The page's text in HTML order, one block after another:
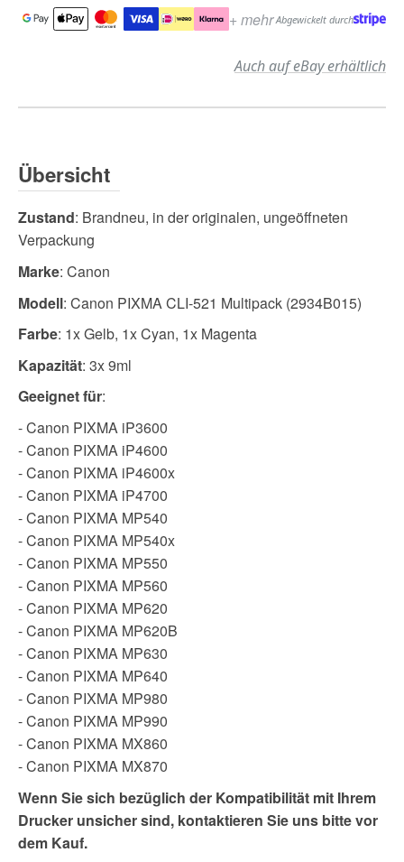
+ mehr Abgewickelt durch
Auch auf eBay erhältlich
Übersicht
Zustand: Brandneu, in der originalen, ungeöffneten
Verpackung
Marke: Canon
Modell: Canon PIXMA CLI-521 Multipack (2934B015)
Farbe: 1x Gelb, 1x Cyan, 1x Magenta
Kapazität: 3x 9ml
Geeignet für:
- Canon PIXMA iP3600
- Canon PIXMA iP4600
- Canon PIXMA iP4600x
- Canon PIXMA iP4700
- Canon PIXMA MP540
- Canon PIXMA MP540x
- Canon PIXMA MP550
- Canon PIXMA MP560
- Canon PIXMA MP620
- Canon PIXMA MP620B
- Canon PIXMA MP630
- Canon PIXMA MP640
- Canon PIXMA MP980
- Canon PIXMA MP990
- Canon PIXMA MX860
- Canon PIXMA MX870
Wenn Sie sich bezüglich der Kompatibilität mit Ihrem
Drucker unsicher sind, kontaktieren Sie uns bitte vor
dem Kauf.